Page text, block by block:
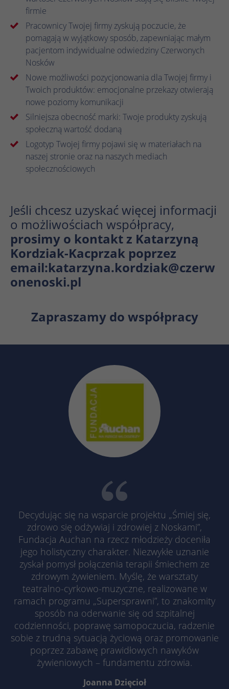
firmie
Pracownicy Twojej firmy zyskują poczucie, że
pomagają w wyjątkowy sposób, zapewniając małym
pacjentom indywidualne odwiedziny Czerwonych
Nosków
Nowe możliwości pozycjonowania dla Twojej firmy i
Twoich produktów: emocjonalne przekazy otwierają
nowe poziomy komunikacji
Silniejsza obecność marki: Twoje produkty zyskują
społeczną wartość dodaną
Logotyp Twojej firmy pojawi się w materiałach na
naszej stronie oraz na naszych mediach
społecznościowych
Jeśli chcesz uzyskać więcej informacji
o możliwościach współpracy,
prosimy o kontakt z Katarzyną
Kordziak-Kacprzak poprzez
email:katarzyna.kordziak@czerw
onenoski.pl
Zapraszamy do współpracy
Decydując się na wsparcie projektu „Śmiej się,
zdrowo się odżywiaj i zdrowiej z Noskami”,
Fundacja Auchan na rzecz młodzieży doceniła
jego holistyczny charakter. Niezwykłe uznanie
zyskał pomysł połączenia terapii śmiechem ze
zdrowym żywieniem. Myślę, że warsztaty
teatralno-cyrkowo-muzyczne, realizowane w
ramach programu „Supersprawni”, to znakomity
sposób na oderwanie się od szpitalnej
codzienności, poprawę samopoczucia, radzenie
sobie z trudną sytuacją życiową oraz promowanie
poprzez zabawę prawidłowych nawyków
żywieniowych – fundamentu zdrowia.
Joanna Dzięcioł
Czas
trwania
Zamiar
Hotjar ustawia ten plik cookie, aby
zapewnić, że dane z kolejnych wizyt w tej
samego identyfikatora użytkownika, który
jest zachowywany w identyfikatorze
użytkownika Hotjar, unikalnym dla tej